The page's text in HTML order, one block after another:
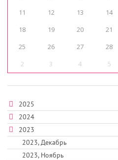
11
12 13 14
18
19 20 21
25
26 27 28
2
3 4 5
2025
2024
2023
2023, Декабрь
2023, Ноябрь